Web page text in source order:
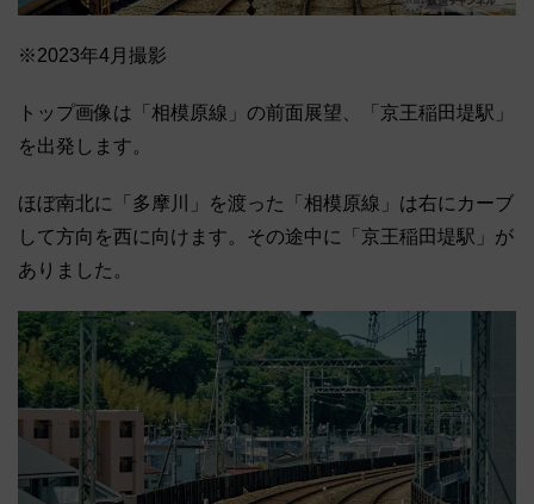
※2023年4月撮影
トップ画像は「相模原線」の前面展望、「京王稲田堤駅」
を出発します。
ほぼ南北に「多摩川」を渡った「相模原線」は右にカーブ
して方向を西に向けます。その途中に「京王稲田堤駅」が
ありました。